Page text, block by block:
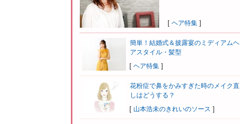
[ ヘア特集 ]
簡単！結婚式＆披露宴のミディアムヘ
アスタイル・髪型
[ ヘア特集 ]
花粉症で鼻をかみすぎた時のメイク直
しはどうする？
[ 山本浩未のきれいのソース ]